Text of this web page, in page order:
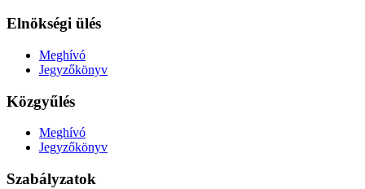
Elnökségi ülés
Meghívó
Jegyzőkönyv
Közgyűlés
Meghívó
Jegyzőkönyv
Szabályzatok